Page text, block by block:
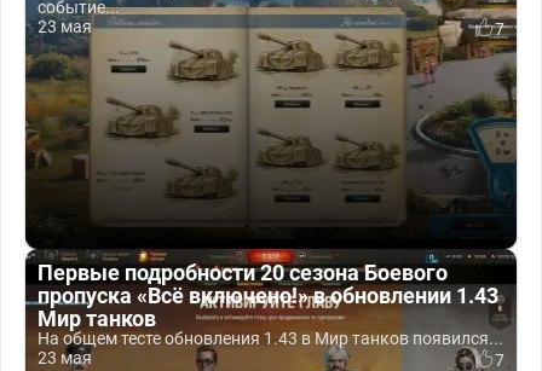
событие...
23 мая
7
Первые подробности 20 сезона Боевого
пропуска «Всё включено!» в обновлении 1.43
Мир танков
На общем тесте обновления 1.43 в Мир танков появился...
23 мая
7